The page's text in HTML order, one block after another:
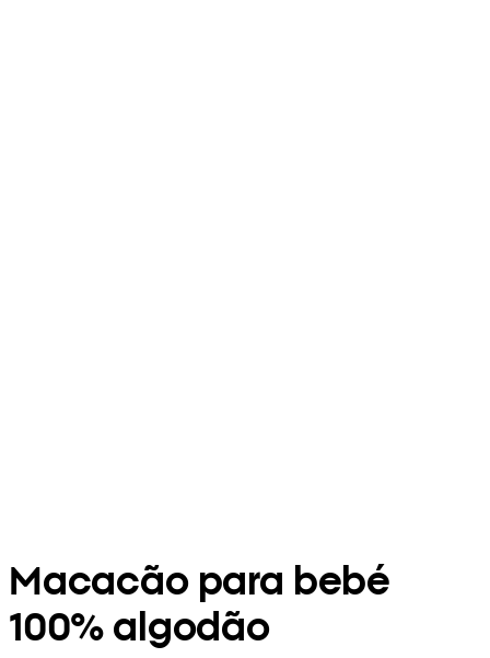
Macacão para bebé
100% algodão